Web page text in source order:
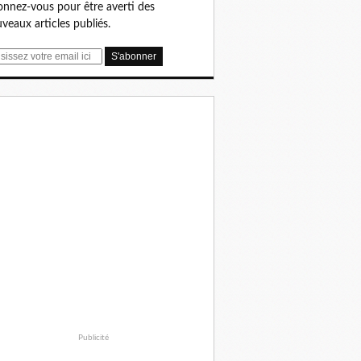
vous pour être averti des
articles publiés.
Publicité